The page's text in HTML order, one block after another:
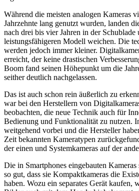
Während die meisten analogen Kameras
Jahrzehnte lang genutzt wurden, landen
nach drei bis vier Jahren in der Schublade
leistungsfähigeren Modell weichen. Die
werden jedoch immer kleiner.
erreicht, der keine drastischen
Boom fand seinen Höhepunkt um die
seither deutlich nachgelassen.
Das ist auch schon rein äußerlich zu
war bei den Herstellern von
beobachten, die neue Technik auch für
Bedienung und Funktionalität zu nutzen.
weitgehend vorbei und die Hersteller
Zeit bekannten Kameratypen
der einen und Systemkameras auf der
Die in Smartphones eingebauten
so gut, dass sie Kompaktkameras die
haben. Wozu ein separates Gerät kaufen,